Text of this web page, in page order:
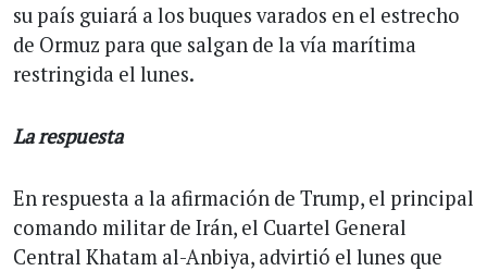
su país guiará a los buques varados en el estrecho
de Ormuz para que salgan de la vía marítima
restringida el lunes.
La respuesta
En respuesta a la afirmación de Trump, el principal
comando militar de Irán, el Cuartel General
Central Khatam al-Anbiya, advirtió el lunes que